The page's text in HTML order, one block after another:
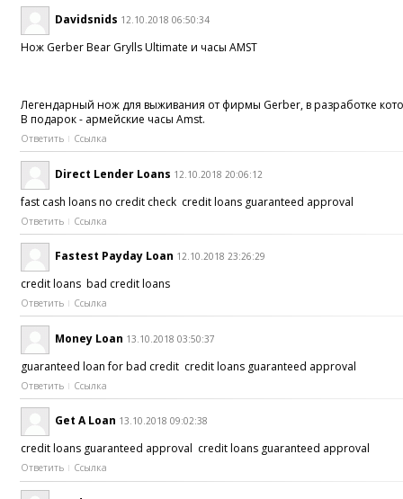
Davidsnids 12.10.2018 06:50:34
Нож Gerber Bear Grylls Ultimate и часы AMST
Легендарный нож для выживания от фирмы Gerber, в разработке
В подарок - армейские часы Amst.
Ответить Ссылка
Direct Lender Loans 12.10.2018 20:06:12
fast cash loans no credit check credit loans guaranteed approval
Ответить Ссылка
Fastest Payday Loan 12.10.2018 23:26:29
credit loans bad credit loans
Ответить Ссылка
Money Loan 13.10.2018 03:50:37
guaranteed loan for bad credit credit loans guaranteed approval
Ответить Ссылка
Get A Loan 13.10.2018 09:02:38
credit loans guaranteed approval credit loans guaranteed approval
Ответить Ссылка